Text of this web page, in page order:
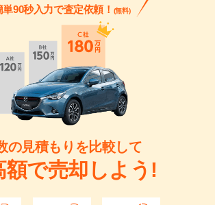
単90秒入力で査定依頼！ (無料)
の見積もりを比較して
額で売却しよう!